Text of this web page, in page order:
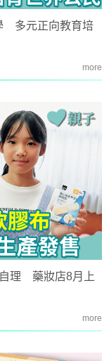
多元正向教育培
more
自理 藥妝店8月上
more